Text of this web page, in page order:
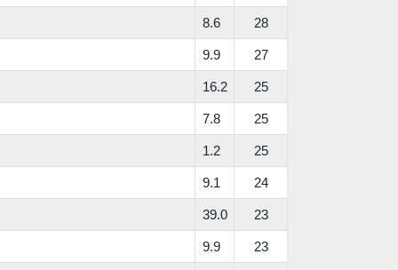
8.6 28
9.9 27
16.2 25
7.8 25
1.2 25
9.1 24
39.0 23
9.9 23